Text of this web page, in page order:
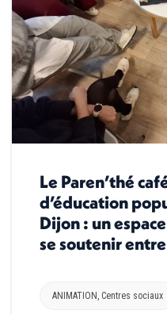
Le Paren’thé
d’éducation
Dijon : un
se soutenir
ANIMATION Centres sociaux